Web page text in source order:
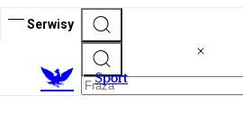
Serwisy
Sport